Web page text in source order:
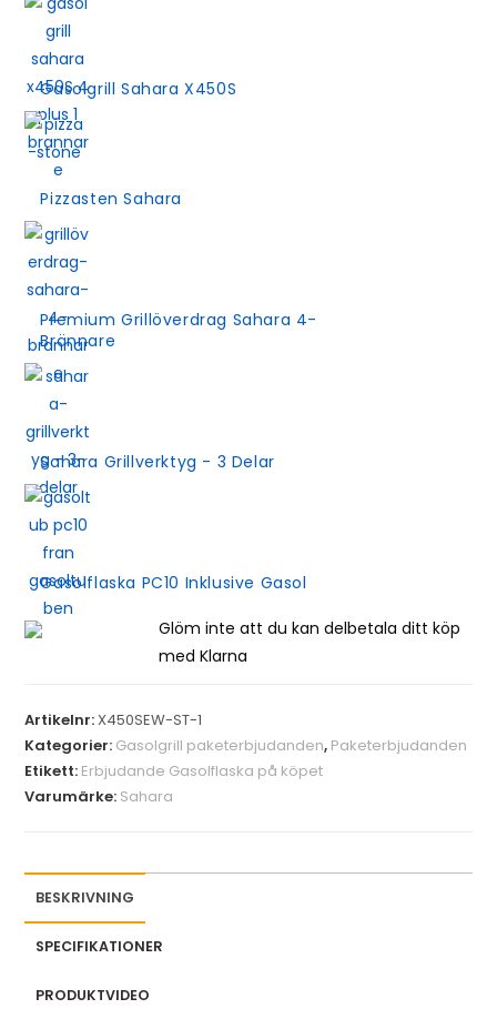
Gasolgrill Sahara X450S
Pizzasten Sahara
Premium Grillöverdrag Sahara 4-
Brännare
Sahara Grillverktyg - 3 Delar
Gasolflaska PC10 Inklusive Gasol
Glöm inte att du kan delbetala ditt köp
med Klarna
Artikelnr:X450SEW-ST-1
Kategorier: Gasolgrill paketerbjudanden, Paketerbjudanden
Etikett: Erbjudande Gasolflaska på köpet
Varumärke: Sahara
BESKRIVNING
SPECIFIKATIONER
PRODUKTVIDEO